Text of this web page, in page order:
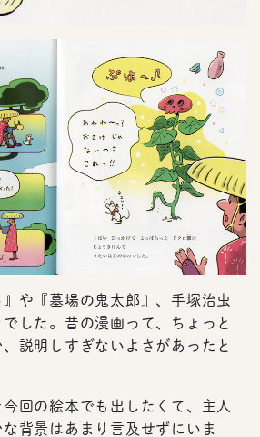
や『墓場の鬼太郎』、手塚治虫
した。昔の漫画って、ちょっと
説明しすぎないよさがあったと
回の絵本でも出したくて、主人
背景はあまり言及せずにいま